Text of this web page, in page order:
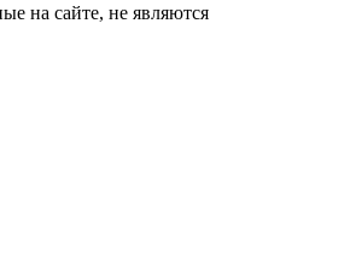
на сайте, не являются